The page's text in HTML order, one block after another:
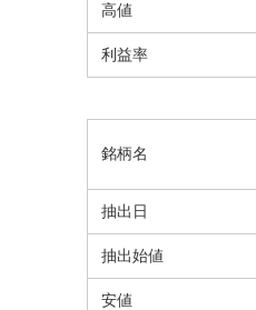
高値
利益率
銘柄名
抽出日
抽出始値
安値